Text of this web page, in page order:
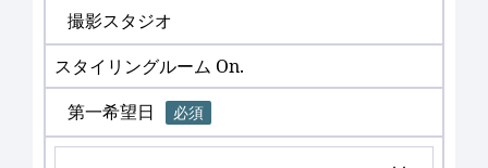
撮影スタジオ
スタイリングルーム On.
第一希望日
必須